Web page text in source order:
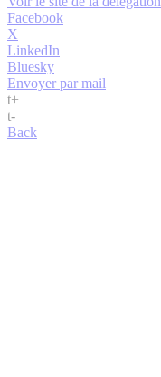
Facebook
X
LinkedIn
Bluesky
Envoyer par mail
t+
t-
Back